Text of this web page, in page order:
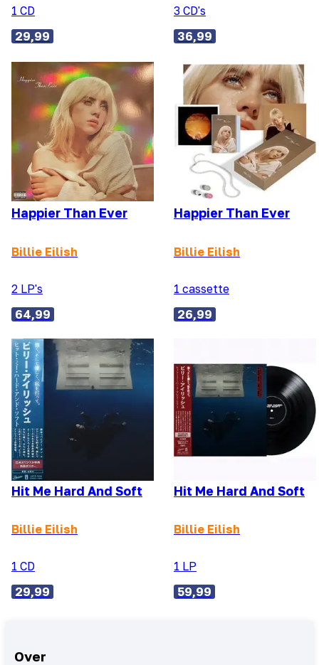
1 CD
29,99
3 CD's
36,99
Happier Than Ever
Billie Eilish
2 LP's
64,99
Happier Than Ever
Billie Eilish
1 cassette
26,99
Hit Me Hard And Soft
Billie Eilish
1 CD
29,99
Hit Me Hard And Soft
Billie Eilish
1 LP
59,99
Over